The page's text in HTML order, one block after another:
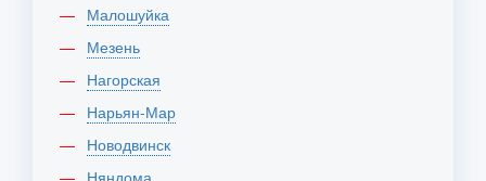
Малошуйка
Мезень
Нагорская
Нарьян-Мар
Новодвинск
Няндома